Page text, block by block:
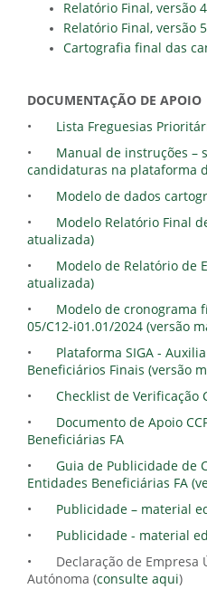
Relatório Final, versão
Relatório Final, versão
Cartografia final das
DOCUMENTAÇÃO DE APOIO
•
Lista Freguesias
•
Manual de instruções –
candidaturas na plataforma
•
Modelo de dados
•
Modelo Relatório Final
atualizada)
•
Modelo de Relatório de
atualizada)
•
Modelo de cronograma
05/C12-i01.01/2024 (versão
•
Plataforma SIGA -
Beneficiários Finais (versão
•
Checklist de Verificação
•
Documento de Apoio
Beneficiárias FA
•
Guia de Publicidade de
Entidades Beneficiárias FA
•
Publicidade – material
•
Publicidade - material
•
Declaração de Empresa
Autónoma (consulte aqui)